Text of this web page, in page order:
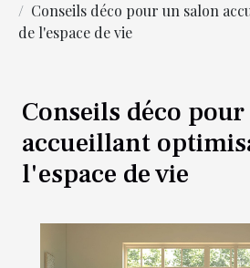
Conseils déco pour un salon
de l'espace de vie
Conseils déco
accueillant
l'espace de vie